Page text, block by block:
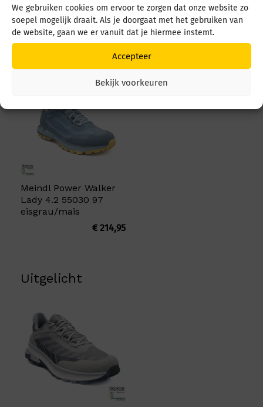
We gebruiken cookies om ervoor te zorgen dat onze website zo
soepel mogelijk draait. Als je doorgaat met het gebruiken van
de website, gaan we er vanuit dat je hiermee instemt.
Accepteer
Bekijk voorkeuren
Meindl Yampa Lady
GTX 4783 03
Grau/mint
€199,95
Meindl Bellavista 2
Lady 2668 31 antracite
€309,95
Meindl Power Walker
Lady 4.2 55030 97
eisgrau/mais
€214,95
Uitgelicht